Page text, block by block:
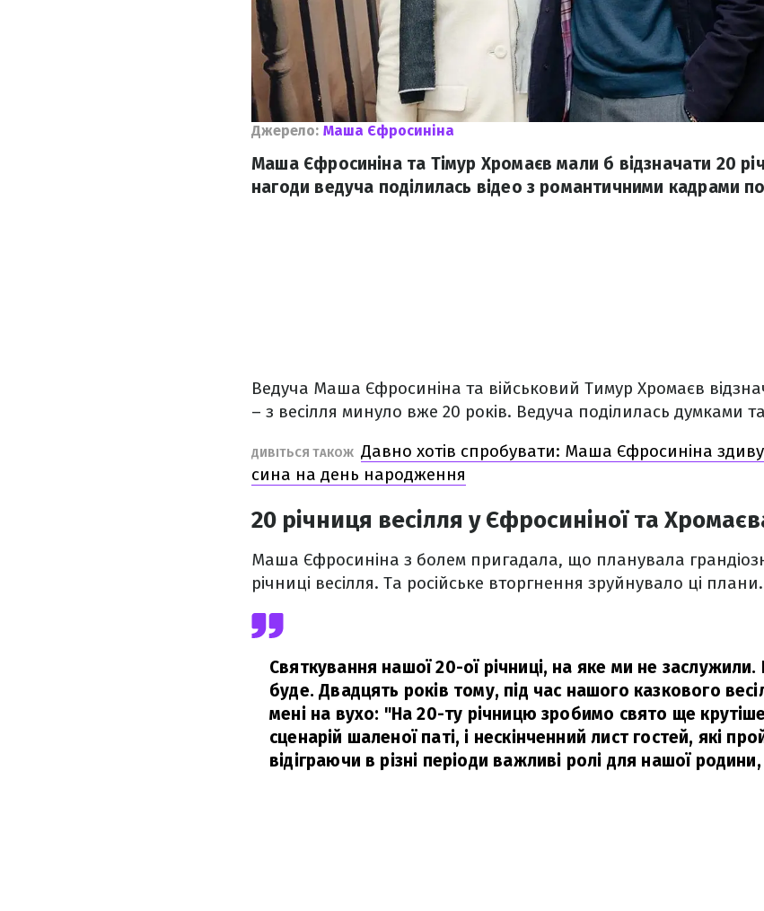
Джерело: Маша Єфросиніна
Маша Єфросиніна та Тімур Хромаєв мали б відзначати 20
нагоди ведуча поділилась відео з романтичними кадрами
Ведуча Маша Єфросиніна та військовий Тимур Хромаєв
– з весілля минуло вже 20 років. Ведуча поділилась думками
ДИВІТЬСЯ ТАКОЖ Давно хотів спробувати: Маша Єфросиніна
сина на день народження
20 річниця весілля у Єфросиніної та
Маша Єфросиніна з болем пригадала, що планувала
річниці весілля. Та російське вторгнення зруйнувало ці плани.
Святкування нашої 20-ої річниці, на яке ми не
буде. Двадцять років тому, під час нашого казкового
мені на вухо: "На 20-ту річницю зробимо свято ще
сценарій шаленої паті, і нескінченний лист гостей, які
відіграючи в різні періоди важливі ролі для нашої родини,